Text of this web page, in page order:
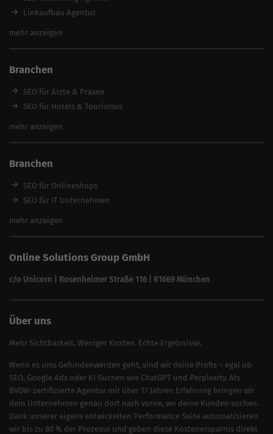
SEO zum Festpreis
feed2content.ai
Linkaufbau Agentur
Onpage-Optimierung
Content Marketing Agentur
Local SEO Agentur
SEO Beratung
SEO Angebote
mehr anzeigen
Branchen
SEO für Ärzte & Praxen
SEO für Hotels & Tourismus
SEO für Handwerker
SEO für Anwälte & Kanzleien
SEO für Fitness
SEO für Architekten
mehr anzeigen
Branchen
SEO für Onlineshops
SEO für IT Unternehmen
SEO für Versicherungsmakler
SEO für Reinigungsfirmen
SEO für Sicherheitsdienste
mehr anzeigen
Online Solutions Group GmbH
c/o Unicorn | Rosenheimer Straße 116 | 81669 München
Über uns
Mehr Sichtbarkeit. Weniger Kosten. Echte Ergebnisse.
Wenn es ums Gefundenwerden geht, sind wir deine Profis – egal ob
SEO, Google Ads oder KI-Suchen wie ChatGPT und Perplexity. Als
BVDW-zertifizierte Agentur mit über 17 Jahren Erfahrung bringen wir
dein Unternehmen genau dort nach vorne, wo deine Kunden suchen.
Dank unserer eigens entwickelten Performance Suite automatisieren
wir bis zu 80 % der Prozesse und geben diese Kostenersparnis direkt